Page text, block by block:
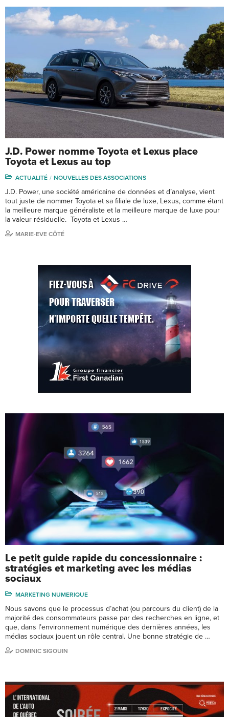
J.D. Power nomme Toyota et Lexus place
Toyota et Lexus au top
ACTUALITÉ NOUVELLES DES ASSOCIATIONS
J.D. Power, une société américaine de données et d’analyse, vient
tout juste de nommer Toyota et sa filiale de luxe, Lexus, comme étant
la meilleure marque généraliste et la meilleure marque de luxe pour
la valeur résiduelle. Toyota et Lexus …
MARIE-EVE CÔTÉ
Le petit guide rapide du concessionnaire :
stratégies et marketing avec les médias
sociaux
MARKETING NUMERIQUE
Nous savons que le processus d’achat (ou parcours du client) de la
majorité des consommateurs passe par des recherches en ligne, et
que, dans l’environnement numérique des dernières années, les
médias sociaux jouent un rôle central. Une bonne stratégie de …
DOMINIC SIGOUIN